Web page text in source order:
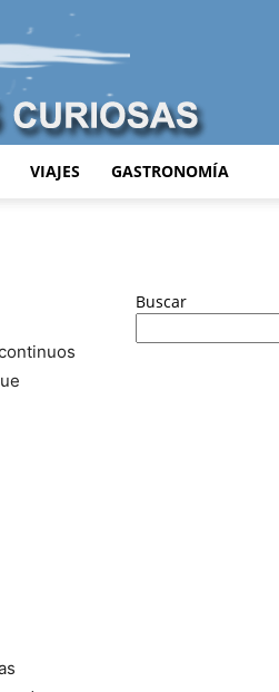
VIAJES GASTRONOMÍA
Buscar